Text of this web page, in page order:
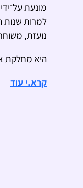
מונעת
למרות שנות
נועזת,
היא מחלקת
קרא.י עוד